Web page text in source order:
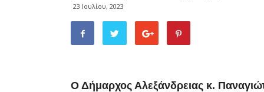
23 Ιουλίου, 2023
Ο Δήμαρχος Αλεξάνδρειας κ.